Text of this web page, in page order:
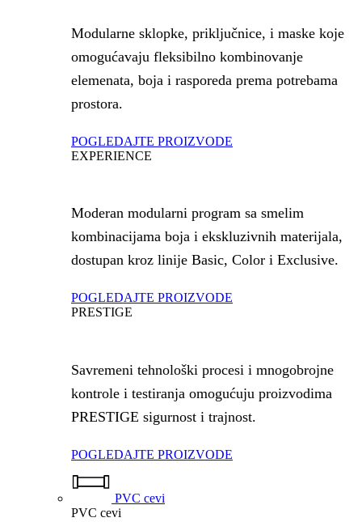
Modularne sklopke, priključnice, i maske koje
omogućavaju fleksibilno kombinovanje
elemenata, boja i rasporeda prema potrebama
prostora.
POGLEDAJTE PROIZVODE
EXPERIENCE
Moderan modularni program sa smelim
kombinacijama boja i ekskluzivnih materijala,
dostupan kroz linije Basic, Color i Exclusive.
POGLEDAJTE PROIZVODE
PRESTIGE
Savremeni tehnološki procesi i mnogobrojne
kontrole i testiranja omogućuju proizvodima
PRESTIGE sigurnost i trajnost.
POGLEDAJTE PROIZVODE
PVC cevi
PVC cevi